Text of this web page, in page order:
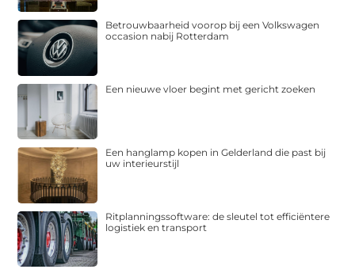
Betrouwbaarheid voorop bij een Volkswagen
occasion nabij Rotterdam
Een nieuwe vloer begint met gericht zoeken
Een hanglamp kopen in Gelderland die past bij
uw interieurstijl
Ritplanningssoftware: de sleutel tot efficiëntere
logistiek en transport